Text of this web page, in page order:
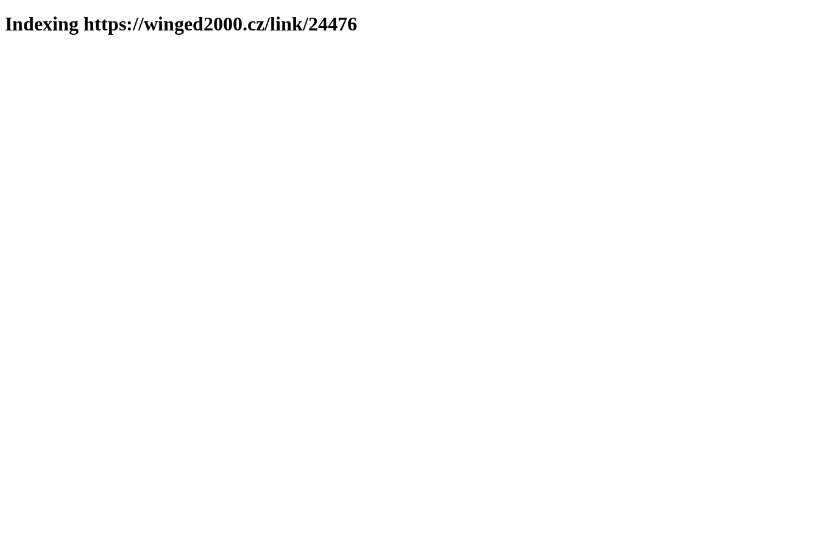
Indexing https://winged2000.cz/link/24476